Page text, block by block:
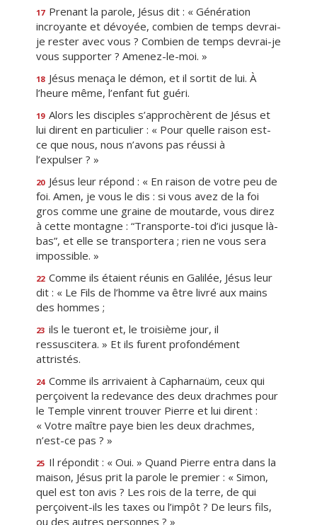
17 Prenant la parole, Jésus dit : « Génération
incroyante et dévoyée, combien de temps devrai-
je rester avec vous ? Combien de temps devrai-je
vous supporter ? Amenez-le-moi. »
18 Jésus menaça le démon, et il sortit de lui. À
l’heure même, l’enfant fut guéri.
19 Alors les disciples s’approchèrent de Jésus et
lui dirent en particulier : « Pour quelle raison est-
ce que nous, nous n’avons pas réussi à
l’expulser ? »
20 Jésus leur répond : « En raison de votre peu de
foi. Amen, je vous le dis : si vous avez de la foi
gros comme une graine de moutarde, vous direz
à cette montagne : “Transporte-toi d’ici jusque là-
bas”, et elle se transportera ; rien ne vous sera
impossible. »
22 Comme ils étaient réunis en Galilée, Jésus leur
dit : « Le Fils de l’homme va être livré aux mains
des hommes ;
23 ils le tueront et, le troisième jour, il
ressuscitera. » Et ils furent profondément
attristés.
24 Comme ils arrivaient à Capharnaüm, ceux qui
perçoivent la redevance des deux drachmes pour
le Temple vinrent trouver Pierre et lui dirent :
« Votre maître paye bien les deux drachmes,
n’est-ce pas ? »
25 Il répondit : « Oui. » Quand Pierre entra dans la
maison, Jésus prit la parole le premier : « Simon,
quel est ton avis ? Les rois de la terre, de qui
perçoivent-ils les taxes ou l’impôt ? De leurs fils,
ou des autres personnes ? »